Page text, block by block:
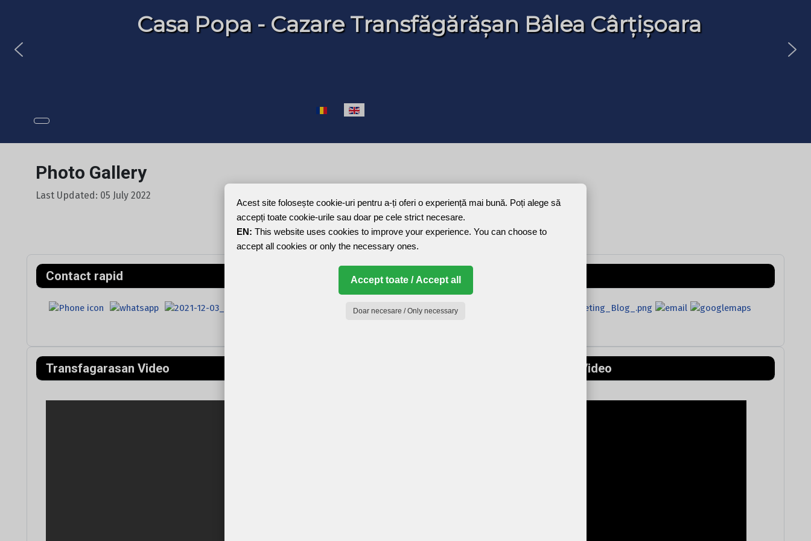
Casa Popa - Cazare Transfăgărășan Bâlea Cârțișoara
Select your language
Photo Gallery
Last Updated: 05 July 2022
Joomla Gallerymakes it better. Balbooa.com
Contact rapid
Transfagarasan Video Munții Făgăraș (Mountains) Video
Acest site folosește cookie-uri pentru a-ți oferi o experiență mai bună. Poți alege să
accepți toate cookie-urile sau doar pe cele strict necesare.
EN: This website uses cookies to improve your experience. You can choose to
accept all cookies or only the necessary ones.
Accept toate / Accept all
Doar necesare / Only necessary